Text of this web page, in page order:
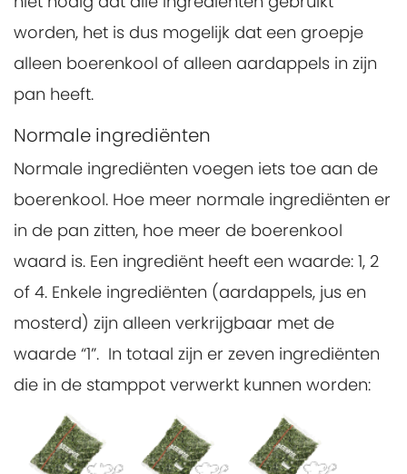
worden, het is dus mogelijk dat een groepje
alleen boerenkool of alleen aardappels in zijn
pan heeft.
Normale ingrediënten
Normale ingrediënten voegen iets toe aan de
boerenkool. Hoe meer normale ingrediënten er
in de pan zitten, hoe meer de boerenkool
waard is. Een ingrediënt heeft een waarde: 1, 2
of 4. Enkele ingrediënten (aardappels, jus en
mosterd) zijn alleen verkrijgbaar met de
waarde “1”. In totaal zijn er zeven ingrediënten
die in de stamppot verwerkt kunnen worden: